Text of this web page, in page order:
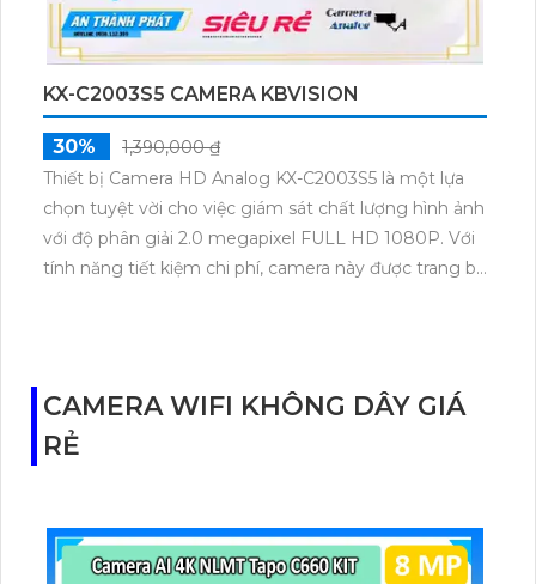
KX-C2003S5 CAMERA KBVISION
30%
1,390,000 ₫
Thiết bị Camera HD Analog KX-C2003S5 là một lựa
chọn tuyệt vời cho việc giám sát chất lượng hình ảnh
với độ phân giải 2.0 megapixel FULL HD 1080P. Với
tính năng tiết kiệm chi phí, camera này được trang bị
bullet ngoài trời và thân kim loại, nó có khả năng
chống nước và chống lại thời tiết xấu. Hơn nữa, nó
tương thích với công nghệ AHD, CVI, TVI và BCS,
CAMERA WIFI KHÔNG DÂY GIÁ
RẺ